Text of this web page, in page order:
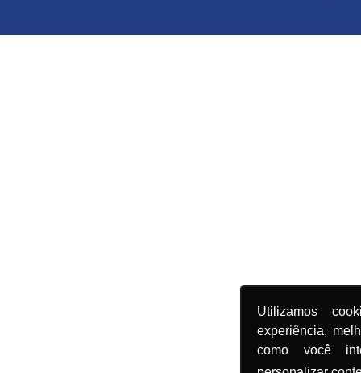
Utilizamos
experiência,
como você